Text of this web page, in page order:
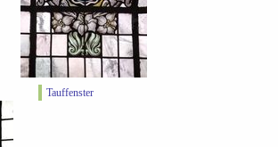
Tauffenster